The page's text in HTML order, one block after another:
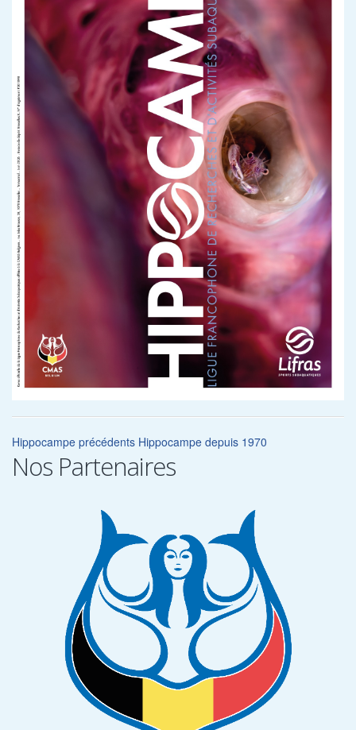
Hippocampe précédents Hippocampe depuis 1970
Nos Partenaires